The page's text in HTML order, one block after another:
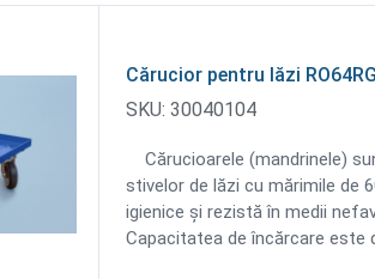
Cărucior pentru lăzi
SKU: 30040104
Cărucioarele (mandrinele)
stivelor de lăzi cu mărimile de
igienice şi rezistă în medii
Capacitatea de încărcare este